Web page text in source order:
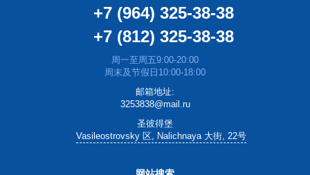
+7 (964) 325-38-38
+7 (812) 325-38-38
周一至周五9:00-20:00
周末及节假日10:00-18:00
邮箱地址:
3253838@mail.ru
圣彼得堡
Vasileostrovsky 区, Nalichnaya 大街, 22号